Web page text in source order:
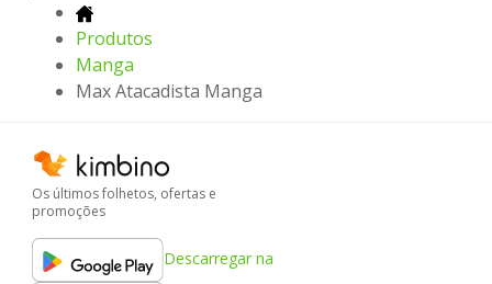
Produtos
Manga
Max Atacadista Manga
Os últimos folhetos, ofertas e
promoções
Descarregar na